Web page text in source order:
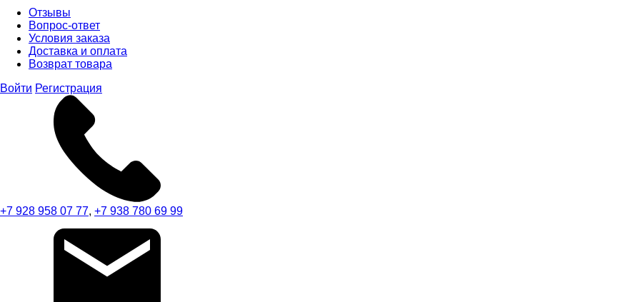
Отзывы
Вопрос-ответ
Условия заказа
Доставка и оплата
Возврат товара
Войти Регистрация
+7 928 958 07 77, +7 938 780 69 99